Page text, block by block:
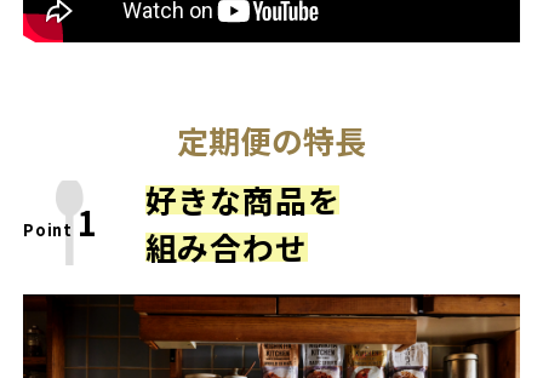
定期便の特長
Point 1
好きな商品を
組み合わせ